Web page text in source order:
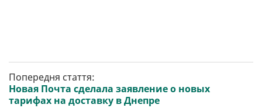
Попередня стаття:
Новая Почта сделала заявление о новых
тарифах на доставку в Днепре